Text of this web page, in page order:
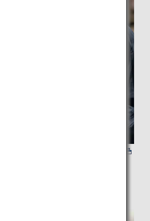
ジビエ料理体験